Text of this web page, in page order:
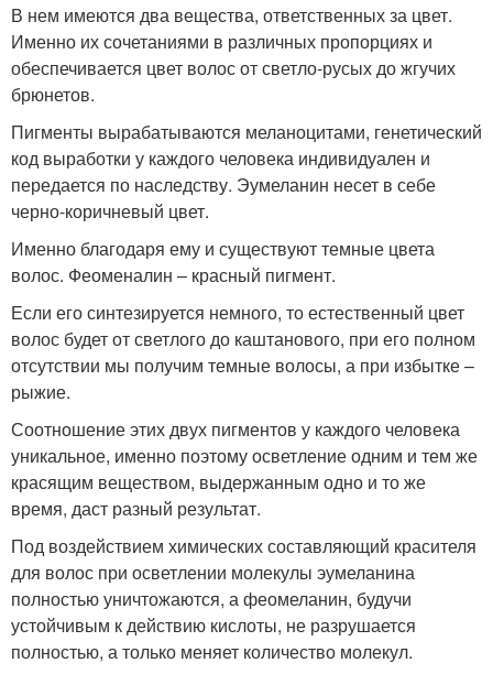
В нем имеются два вещества, ответственных за цвет.
Именно их сочетаниями в различных пропорциях и
обеспечивается цвет волос от светло-русых до жгучих
брюнетов.
Пигменты вырабатываются меланоцитами, генетический
код выработки у каждого человека индивидуален и
передается по наследству. Эумеланин несет в себе
черно-коричневый цвет.
Именно благодаря ему и существуют темные цвета
волос. Феоменалин – красный пигмент.
Если его синтезируется немного, то естественный цвет
волос будет от светлого до каштанового, при его полном
отсутствии мы получим темные волосы, а при избытке –
рыжие.
Соотношение этих двух пигментов у каждого человека
уникальное, именно поэтому осветление одним и тем же
красящим веществом, выдержанным одно и то же
время, даст разный результат.
Под воздействием химических составляющий красителя
для волос при осветлении молекулы эумеланина
полностью уничтожаются, а феомеланин, будучи
устойчивым к действию кислоты, не разрушается
полностью, а только меняет количество молекул.